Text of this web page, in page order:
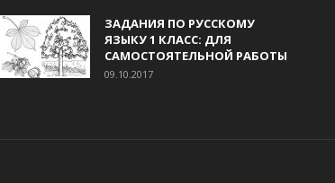
ЗАДАНИЯ ПО РУССКОМУ
ЯЗЫКУ 1 КЛАСС: ДЛЯ
САМОСТОЯТЕЛЬНОЙ РАБОТЫ
09.10.2017